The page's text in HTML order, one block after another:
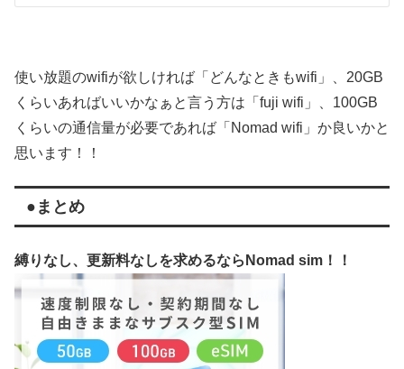
使い放題のwifiが欲しければ「どんなときもwifi」、20GB
くらいあればいいかなぁと言う方は「fuji wifi」、100GB
くらいの通信量が必要であれば「Nomad wifi」か良いかと
思います！！
●まとめ
縛りなし、更新料なしを求めるならNomad sim！！